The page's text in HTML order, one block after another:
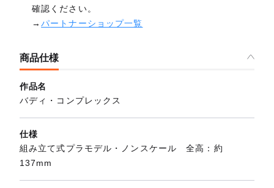
確認ください。
→パートナーショップ一覧
商品仕様
作品名
バディ・コンプレックス
仕様
組み立て式プラモデル・ノンスケール 全高：約
137mm